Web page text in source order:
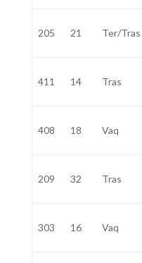
205 21 Ter/Tras
411 14 Tras
408 18 Vaq
209 32 Tras
303 16 Vaq